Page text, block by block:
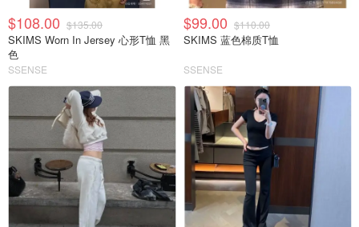
$108.00 $135.00
SKIMS Worn In Jersey 心形T恤 黑
色
SSENSE
$99.00 $110.00
SKIMS 蓝色棉质T恤
SSENSE